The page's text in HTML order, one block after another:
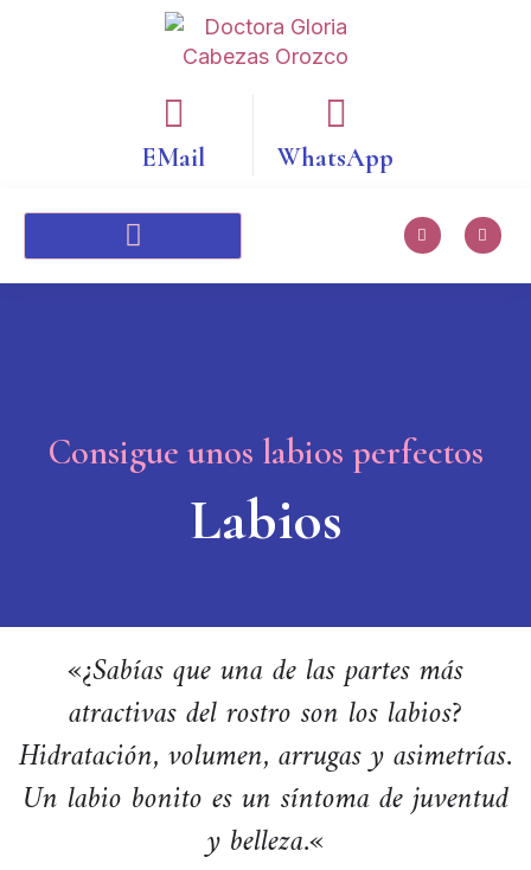
EMail WhatsApp
Consigue unos labios perfectos
Labios
«¿Sabías que una de las partes más
atractivas del rostro son los labios?
Hidratación, volumen, arrugas y asimetrías.
Un labio bonito es un síntoma de juventud
y belleza.«